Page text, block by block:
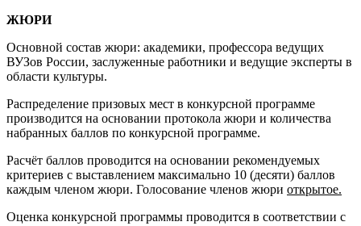
ЖЮРИ
Основной состав жюри: академики, профессора ведущих
ВУЗов России, заслуженные работники и ведущие эксперты в
области культуры.
Распределение призовых мест в конкурсной программе
производится на основании протокола жюри и количества
набранных баллов по конкурсной программе.
Расчёт баллов проводится на основании рекомендуемых
критериев с выставлением максимально 10 (десяти) баллов
каждым членом жюри. Голосование членов жюри открытое.
Оценка конкурсной программы проводится в соответствии с